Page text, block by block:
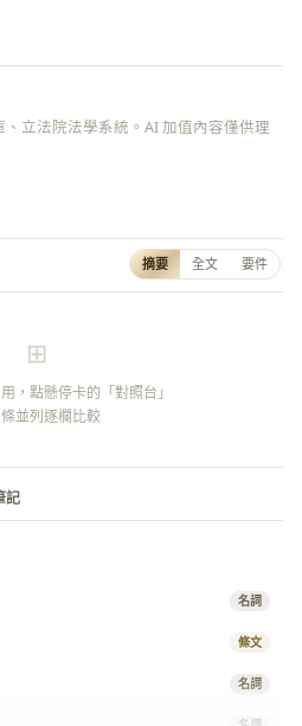
立法院法學系統。AI 加值內容僅供理
摘要 全文 要件
⊞
，點懸停卡的「對照台」
並列逐欄比較
記
名詞
條文
名詞